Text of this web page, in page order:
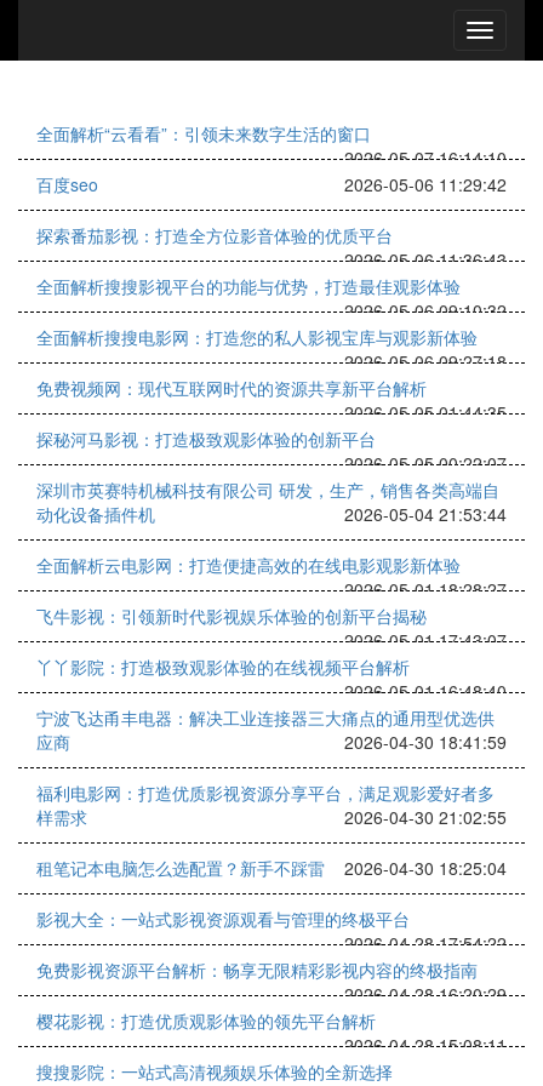
全面解析“云看看”：引领未来数字生活的窗口
2026-05-07 16:14:10
百度seo
2026-05-06 11:29:42
探索番茄影视：打造全方位影音体验的优质平台
2026-05-06 11:36:43
全面解析搜搜影视平台的功能与优势，打造最佳观影体验
2026-05-06 09:10:32
全面解析搜搜电影网：打造您的私人影视宝库与观影新体验
2026-05-06 09:27:18
免费视频网：现代互联网时代的资源共享新平台解析
2026-05-05 01:44:35
探秘河马影视：打造极致观影体验的创新平台
2026-05-05 00:22:07
深圳市英赛特机械科技有限公司 研发，生产，销售各类高端自
动化设备插件机
2026-05-04 21:53:44
全面解析云电影网：打造便捷高效的在线电影观影新体验
2026-05-01 18:28:27
飞牛影视：引领新时代影视娱乐体验的创新平台揭秘
2026-05-01 17:43:07
丫丫影院：打造极致观影体验的在线视频平台解析
2026-05-01 16:48:40
宁波飞达甬丰电器：解决工业连接器三大痛点的通用型优选供
应商
2026-04-30 18:41:59
福利电影网：打造优质影视资源分享平台，满足观影爱好者多
样需求
2026-04-30 21:02:55
租笔记本电脑怎么选配置？新手不踩雷 2026-04-30 18:25:04
影视大全：一站式影视资源观看与管理的终极平台
2026-04-28 17:54:22
免费影视资源平台解析：畅享无限精彩影视内容的终极指南
2026-04-28 16:20:29
樱花影视：打造优质观影体验的领先平台解析
2026-04-28 15:08:11
搜搜影院：一站式高清视频娱乐体验的全新选择